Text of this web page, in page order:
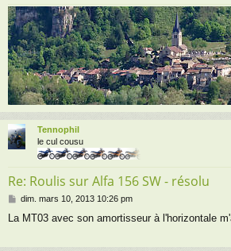
Tennophil
le cul cousu
Re: Roulis sur Alfa 156 SW - résolu
M
s
a
dim. mars 10, 2013 10:26 pm
La MT03 avec son amortisseur à l'horizontale